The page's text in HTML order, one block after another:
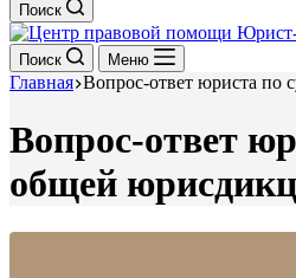
Поиск
Поиск Меню
Главная Вопрос-ответ юриста по
Вопрос-ответ
общей